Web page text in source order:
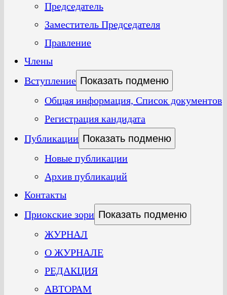
Председатель
Заместитель Председателя
Правление
Члены
Вступление Показать подменю
Общая информация, Список документов
Регистрация кандидата
Публикации Показать подменю
Новые публикации
Архив публикаций
Контакты
Приокские зори Показать подменю
ЖУРНАЛ
О ЖУРНАЛЕ
РЕДАКЦИЯ
АВТОРАМ